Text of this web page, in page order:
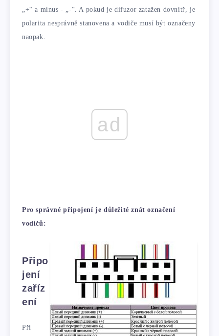
„+“ a mínus - „-“. A pokud je difuzor zatažen dovnitř, je
polarita nesprávně stanovena a vodiče musí být označeny
naopak.
ad
Pro správné připojení je důležité znát označení
vodičů:
Připo
jení
zaříz
ení
Při